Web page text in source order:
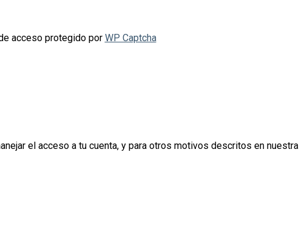
acceso protegido por WP Captcha
el acceso a tu cuenta, y para otros motivos descritos en nuestra